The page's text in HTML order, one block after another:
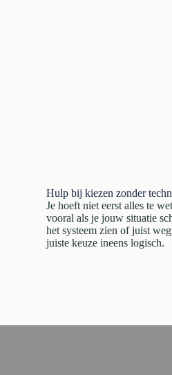
Hulp bij kiezen zonder
Je hoeft niet eerst alles te
vooral als je jouw situatie
het systeem zien of juist
juiste keuze ineens logisch.